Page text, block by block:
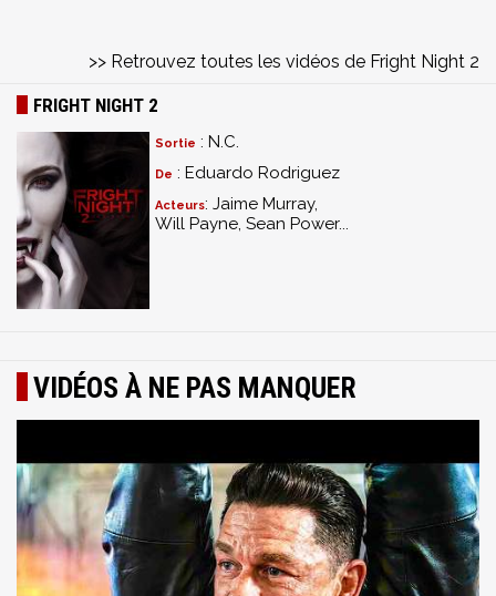
>> Retrouvez toutes les vidéos de Fright Night 2
FRIGHT NIGHT 2
Sortie : N.C.
De : Eduardo Rodriguez
Acteurs: Jaime Murray,
Will Payne, Sean Power...
VIDÉOS À NE PAS MANQUER